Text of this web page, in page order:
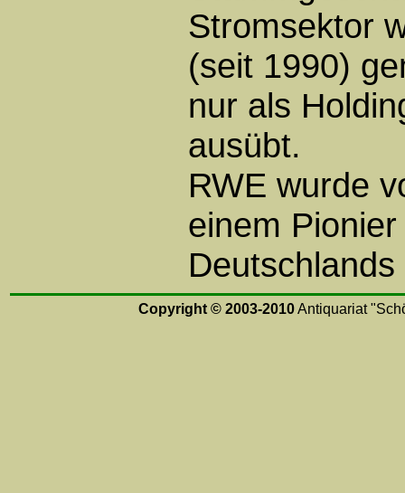
Stromsektor
(seit 1990)
nur als
ausübt.
RWE wurde
einem
Copyright © 2003-2010Antiquariat